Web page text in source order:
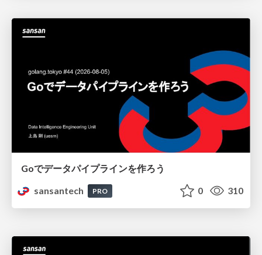
Goでデータパイプラインを作ろう
sansantech
PRO 0 310